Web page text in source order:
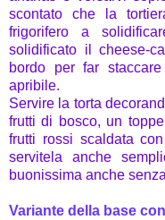
scontato che la
frigorifero a
solidificato il cheese-
bordo per far
apribile.
Servire la torta
frutti di bosco, un
frutti rossi scaldata
servitela anche
buonissima anche
Variante della base